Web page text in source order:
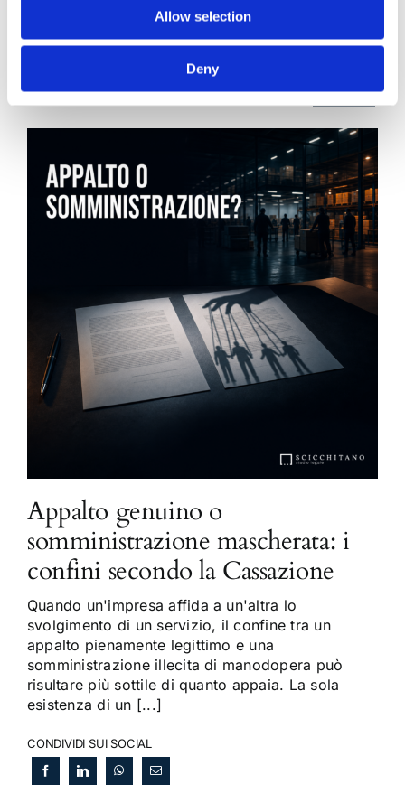
Allow selection
Deny
Diritto del Lavoro, Michela Colitta, Sentenze Cassazione
Roberto De Gaetano
News.
Appalto genuino o
somministrazione mascherata: i
confini secondo la Cassazione
Quando un'impresa affida a un'altra lo
svolgimento di un servizio, il confine tra un
appalto pienamente legittimo e una
somministrazione illecita di manodopera può
risultare più sottile di quanto appaia. La sola
esistenza di un [...]
CONDIVIDI SUI SOCIAL